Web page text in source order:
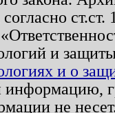
и
и о
не